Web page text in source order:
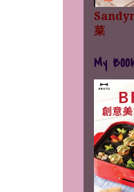
菜
My